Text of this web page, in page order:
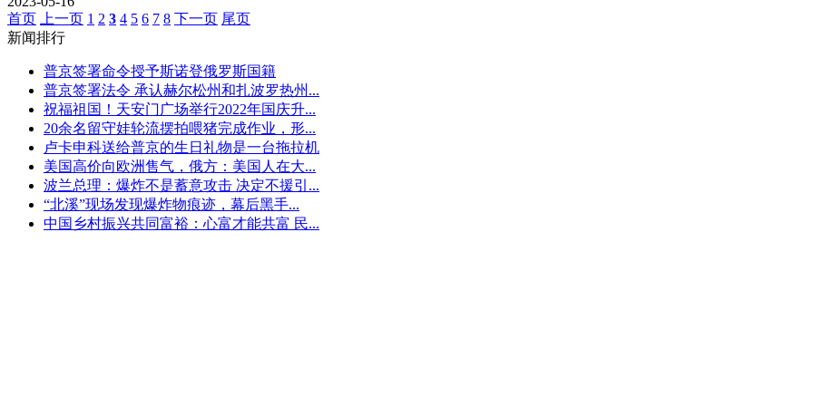
首页
上一页 1 2 3 4 5 6 7 8 下一页 尾页
新闻排行
普京签署命令授予斯诺登俄罗斯国籍
普京签署法令 承认赫尔松州和扎波罗热州...
祝福祖国！天安门广场举行2022年国庆升...
20余名留守娃轮流摆拍喂猪完成作业，形...
卢卡申科送给普京的生日礼物是一台拖拉机
美国高价向欧洲售气，俄方：美国人在大...
波兰总理：爆炸不是蓄意攻击 决定不援引...
“北溪”现场发现爆炸物痕迹，幕后黑手...
中国乡村振兴共同富裕：心富才能共富 民...